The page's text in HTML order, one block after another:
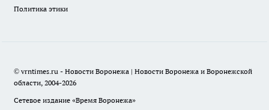
Политика этики
© vrntimes.ru - Новости Воронежа | Новости Воронежа и Воронежской
области, 2004-2026
Сетевое издание «Время Воронежа»